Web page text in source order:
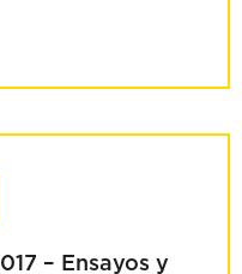
– Ensayos y